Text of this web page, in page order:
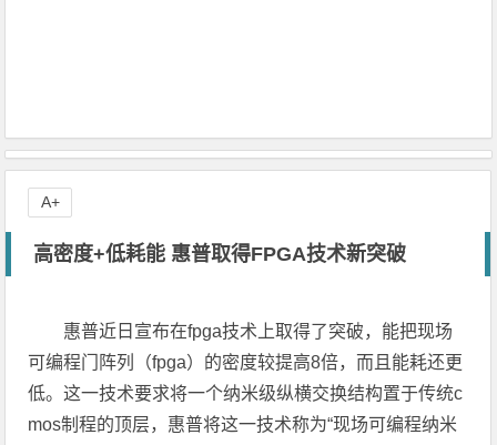
高密度+低耗能 惠普取得FPGA技术新突破
惠普近日宣布在fpga技术上取得了突破，能把现场
可编程门阵列（fpga）的密度较提高8倍，而且能耗还更
低。这一技术要求将一个纳米级纵横交换结构置于传统c
mos制程的顶层，惠普将这一技术称为“现场可编程纳米
A+